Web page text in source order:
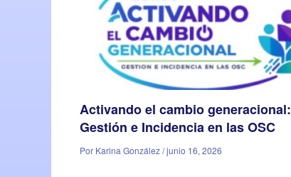
Activando el cambio generacional:
Gestión e Incidencia en las OSC
Por Karina González / junio 16, 2026